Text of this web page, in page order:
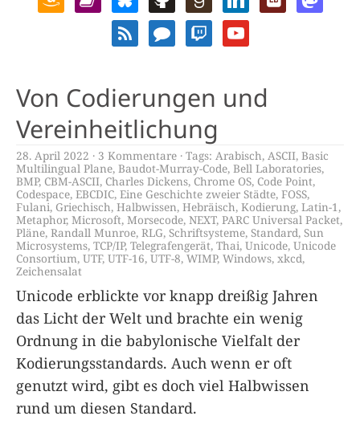
Von Codierungen und
Vereinheitlichung
28. April 2022 3 Kommentare Tags: Arabisch, ASCII, Basic
Multilingual Plane, Baudot-Murray-Code, Bell Laboratories,
BMP, CBM-ASCII, Charles Dickens, Chrome OS, Code Point,
Codespace, EBCDIC, Eine Geschichte zweier Städte, FOSS,
Fulani, Griechisch, Halbwissen, Hebräisch, Kodierung, Latin-1 ,
Metaphor, Microsoft, Morsecode, NEXT, PARC Universal Packet,
Pläne, Randall Munroe, RLG, Schriftsysteme, Standard, Sun
Microsystems, TCP/IP, Telegrafengerät, Thai, Unicode, Unicode
Consortium, UTF, UTF-16, UTF-8, WIMP, Windows, xkcd,
Zeichensalat
Unicode erblickte vor knapp dreißig Jahren
das Licht der Welt und brachte ein wenig
Ordnung in die babylonische Vielfalt der
Kodierungsstandards. Auch wenn er oft
genutzt wird, gibt es doch viel Halbwissen
rund um diesen Standard.